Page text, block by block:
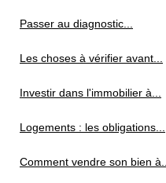
Passer au diagnostic...
Les choses à vérifier avant...
Investir dans l'immobilier à...
Logements : les obligations...
Comment vendre son bien à...